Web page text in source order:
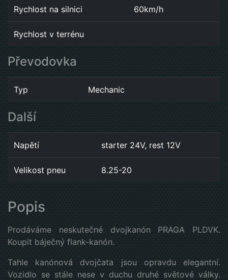
Rychlost na silnici 60km/h
Rychlost v terrénu
Převodovka
Typ Mechanic
Další
Napětí starter 24V, rest 12V
Velikost pneu 8.25-20
Popis
Prodáváme neskutečné dvojkanón PRAGA PLDVK.
Koupit báječný flank-kanón.
Tahle kanónová dvojčata jsou opravdu elegantní.
Vozidlo se stále nese v duchu druhé světové války.